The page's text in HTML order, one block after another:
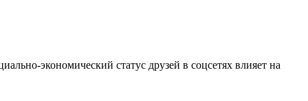
экономический статус друзей в соцсетях влияет на